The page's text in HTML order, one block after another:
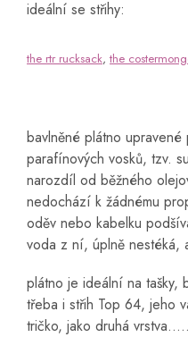
ideální se střihy:
the rtr rucksack, the
bavlněné plátno
parafínových vosků, tzv.
narozdíl od běžného
nedochází k žádnému
oděv nebo kabelku
voda z ní, úplně nestéká,
plátno je ideální na tašky,
třeba i střih Top 64, jeho
tričko, jako druhá